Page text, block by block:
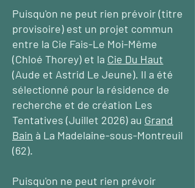
Puisqu'on ne peut rien prévoir (titre
provisoire) est un projet commun
entre la Cie Fais-Le Moi-Même
(Chloé Thorey) et la Cie Du Haut
(Aude et Astrid Le Jeune). Il a été
sélectionné pour la résidence de
recherche et de création Les
Tentatives (Juillet 2026) au Grand
Bain à La Madelaine-sous-Montreuil
(62).
Puisqu'on ne peut rien prévoir